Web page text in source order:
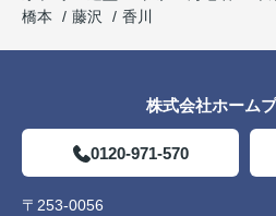
橋本
藤沢 香川
株式会社ホーム
0120-971-570
〒253-0056